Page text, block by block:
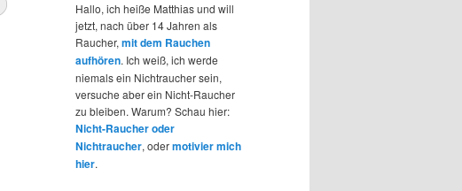
Hallo, ich heiße Matthias und will
jetzt, nach über 14 Jahren als
Raucher,mit dem Rauchen
aufhören. Ich weiß, ich werde
niemals ein Nichtraucher sein,
versuche aber ein Nicht-Raucher
zu bleiben. Warum? Schau hier:
Nicht-Raucher oder
Nichtraucher, odermotivier mich
hier.